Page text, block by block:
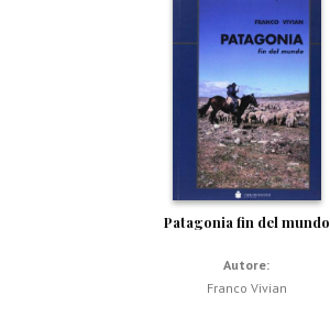
Patagonia fin del mundo
Autore:
Franco Vivian